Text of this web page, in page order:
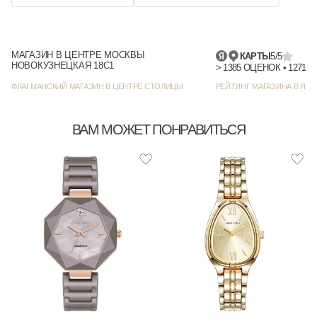
МАГАЗИН В ЦЕНТРЕ МОСКВЫ
НОВОКУЗНЕЦКАЯ 18С1
ФЛАГМАНСКИЙ МАГАЗИН В ЦЕНТРЕ СТОЛИЦЫ
КАРТЫ5/5
РЕЙТИНГ МАГАЗИНА В
ВАМ МОЖЕТ ПОНРАВИТЬСЯ